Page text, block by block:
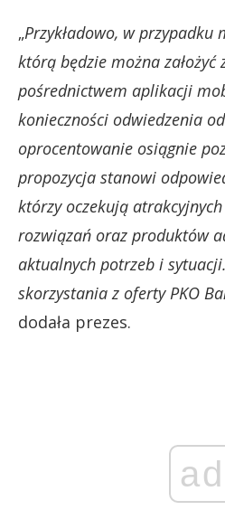
„Przykładowo, w przypadku
którą będzie można założyć
pośrednictwem aplikacji
konieczności odwiedzenia
oprocentowanie osiągnie
propozycja stanowi
którzy oczekują
rozwiązań oraz produktów
aktualnych potrzeb i
skorzystania z oferty PKO
dodała prezes.
ad